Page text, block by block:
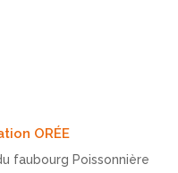
ORÉE
faubourg Poissonnière